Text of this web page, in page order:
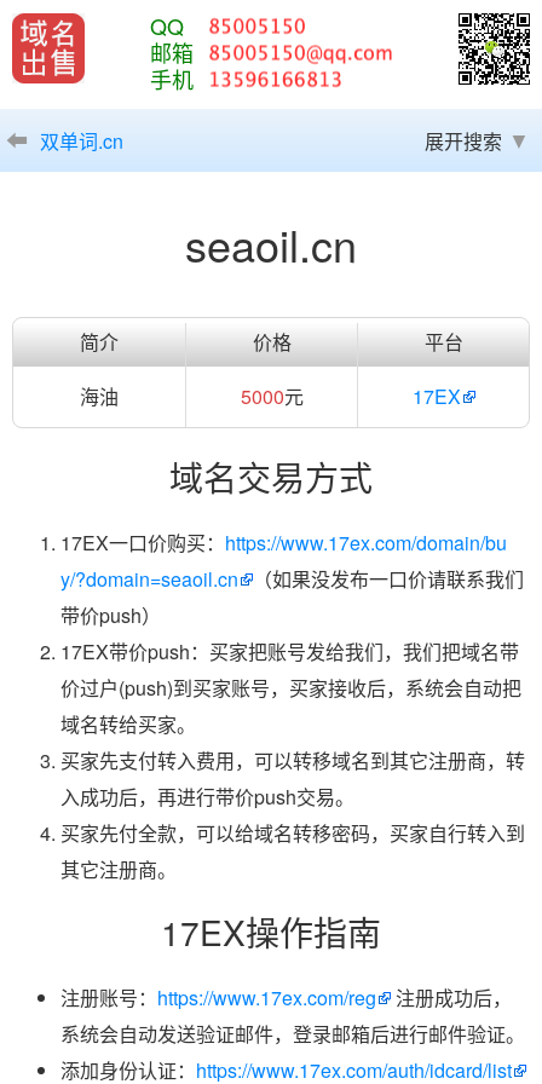
QQ
邮箱
手机
双单词.cn 展开搜索
seaoil.cn
简介 价格
平台
海油
5000元 17EX
域名交易方式
17EX一口价购买： https://www.17ex.com/domain/bu
y/?domain=seaoil.cn
（如果没发布一口价请联系我们
带价push）
17EX带价push：买家把账号发给我们，我们把域名带
价过户(push)到买家账号，买家接收后，系统会自动把
域名转给买家。
买家先支付转入费用，可以转移域名到其它注册商，转
入成功后，再进行带价push交易。
买家先付全款，可以给域名转移密码，买家自行转入到
其它注册商。
17EX操作指南
注册账号： https://www.17ex.com/reg
注册成功后，
系统会自动发送验证邮件，登录邮箱后进行邮件验证。
添加身份认证： https://www.17ex.com/auth/idcard/list